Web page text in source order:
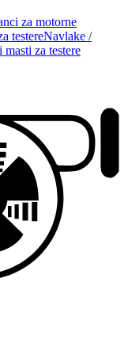
za motorne
testereNavlake /
za testere